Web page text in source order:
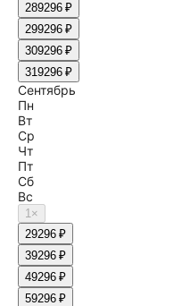
289296 ₽
299296 ₽
309296 ₽
319296 ₽
Сентябрь
Пн
Вт
Ср
Чт
Пт
Сб
Вс
1×
29296 ₽
39296 ₽
49296 ₽
59296 ₽